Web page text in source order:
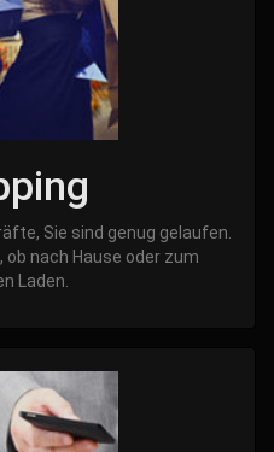
Sie sind genug gelaufen.
nach Hause oder zum
Laden.